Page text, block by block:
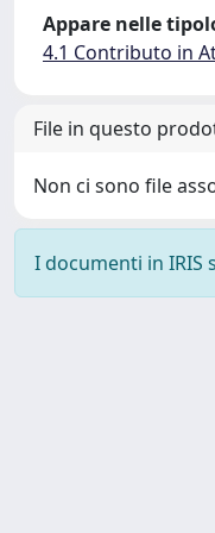
Appare nelle
4.1 Contributo in
File in questo
Non ci sono file
I documenti in